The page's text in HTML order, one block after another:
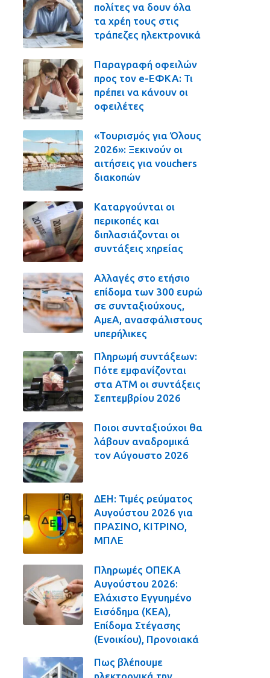
πολίτες να δουν όλα
τα χρέη τους στις
τράπεζες ηλεκτρονικά
Παραγραφή οφειλών
προς τον e-ΕΦΚΑ: Τι
πρέπει να κάνουν οι
οφειλέτες
«Τουρισμός για Όλους
2026»: Ξεκινούν οι
αιτήσεις για vouchers
διακοπών
Καταργούνται οι
περικοπές και
διπλασιάζονται οι
συντάξεις χηρείας
Αλλαγές στο ετήσιο
επίδομα των 300 ευρώ
σε συνταξιούχους,
ΑμεΑ, ανασφάλιστους
υπερήλικες
Πληρωμή συντάξεων:
Πότε εμφανίζονται
στα ΑΤΜ οι συντάξεις
Σεπτεμβρίου 2026
Ποιοι συνταξιούχοι θα
λάβουν αναδρομικά
τον Αύγουστο 2026
ΔΕΗ: Τιμές ρεύματος
Αυγούστου 2026 για
ΠΡΑΣΙΝΟ, ΚΙΤΡΙΝΟ,
ΜΠΛΕ
Πληρωμές ΟΠΕΚΑ
Αυγούστου 2026:
Ελάχιστο Εγγυημένο
Εισόδημα (ΚΕΑ),
Επίδομα Στέγασης
(Ενοικίου), Προνοιακά
Πως βλέπουμε